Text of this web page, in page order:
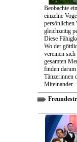
Beobachte
einzelne
persönlichen
gleichzeitig
Diese
Wo der
vereinen
gesamten
finden darum
Tänzerinnen
Miteinander.